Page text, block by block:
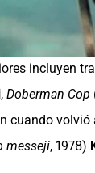
incluyen
, Doberman Cop
cuando
messeji, 1978)